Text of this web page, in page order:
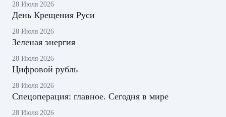
28 Июля 2026
День Крещения Руси
28 Июля 2026
Зеленая энергия
28 Июля 2026
Цифровой рубль
28 Июля 2026
Спецоперация: главное. Сегодня в мире
28 Июля 2026